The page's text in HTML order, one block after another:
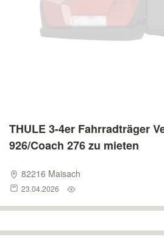
THULE 3-4er Fahrradträger
926/Coach 276 zu mieten
82216 Maisach
23.04.2026